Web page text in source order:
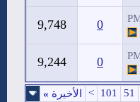
0
9,748
0
9,244
51
101
> الأخيرة »